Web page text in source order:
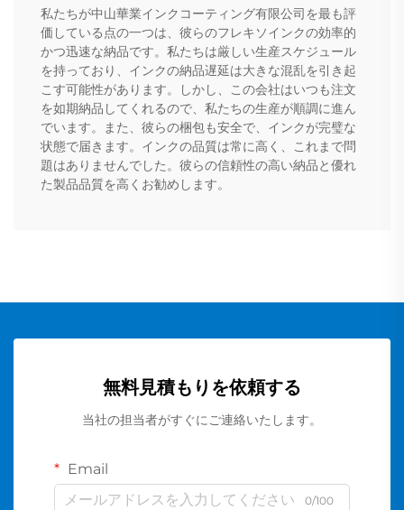
私たちが中山華業インクコーティング有限公司を最も評
価している点の一つは、彼らのフレキソインクの効率的
かつ迅速な納品です。私たちは厳しい生産スケジュール
を持っており、インクの納品遅延は大きな混乱を引き起
こす可能性があります。しかし、この会社はいつも注文
を如期納品してくれるので、私たちの生産が順調に進ん
でいます。また、彼らの梱包も安全で、インクが完璧な
状態で届きます。インクの品質は常に高く、これまで問
題はありませんでした。彼らの信頼性の高い納品と優れ
た製品品質を高くお勧めします。
無料見積もりを依頼する
当社の担当者がすぐにご連絡いたします。
Email
0/100